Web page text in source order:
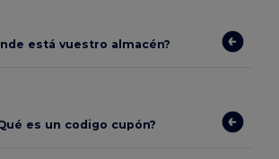
está vuestro almacén?
es un codigo cupón?